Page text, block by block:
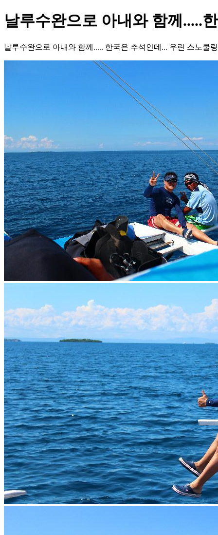
날루수완으로 아내와 함께.....
날루수완으로 아내와 함께..... 한국은 추석인데... 우린 스노쿨